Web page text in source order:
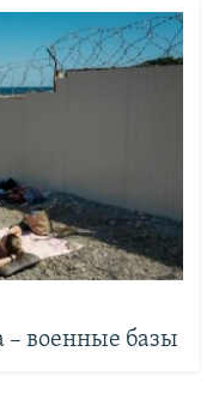
– военные базы